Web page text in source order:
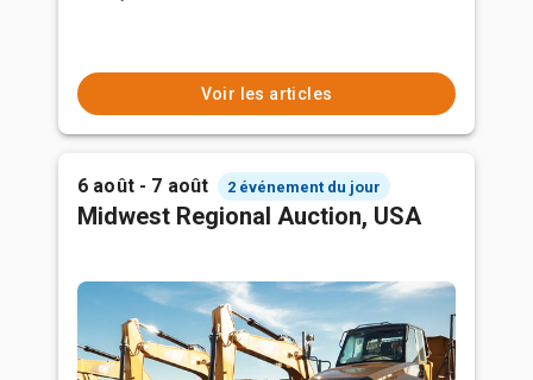
Voir les articles
6 août - 7 août 2 événement du jour
Midwest Regional Auction, USA